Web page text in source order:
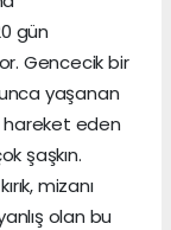
gün
Gencecik bir
yaşanan
hareket eden
şaşkın.
mizanı
olan bu